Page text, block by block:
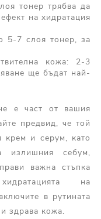
тонер трябва да
на хидратация
5-7 слоя тонер, за
кожа: 2-3
ще бъдат най-
е част от вашия
предвид, че той
крем и серум, като
излишния себум,
важна стъпка
на
в рутината
здрава кожа.